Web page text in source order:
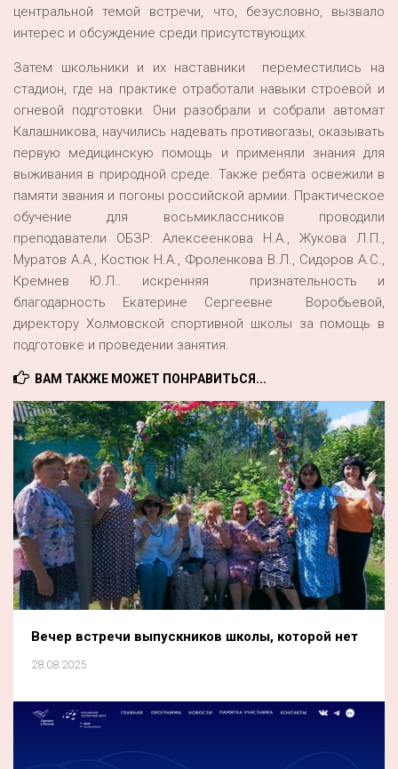
центральной темой встречи, что, безусловно, вызвало
интерес и обсуждение среди присутствующих.
Затем школьники и их наставники переместились на
стадион, где на практике отработали навыки строевой и
огневой подготовки. Они разобрали и собрали автомат
Калашникова, научились надевать противогазы, оказывать
первую медицинскую помощь и применяли знания для
выживания в природной среде. Также ребята освежили в
памяти звания и погоны российской армии. Практическое
обучение для восьмиклассников проводили
преподаватели ОБЗР: Алексеенкова Н.А., Жукова Л.П.,
Муратов А.А., Костюк Н.А., Фроленкова В.Л., Сидоров А.С.,
Кремнев Ю.Л.. искренняя признательность и
благодарность Екатерине Сергеевне Воробьевой,
директору Холмовской спортивной школы за помощь в
подготовке и проведении занятия.
ВАМ ТАКЖЕ МОЖЕТ ПОНРАВИТЬСЯ...
Вечер встречи выпускников школы, которой нет
28.08.2025